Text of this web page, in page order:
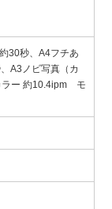
30秒、A4フチあ
A3ノビ写真（カ
ー 約10.4ipm モ